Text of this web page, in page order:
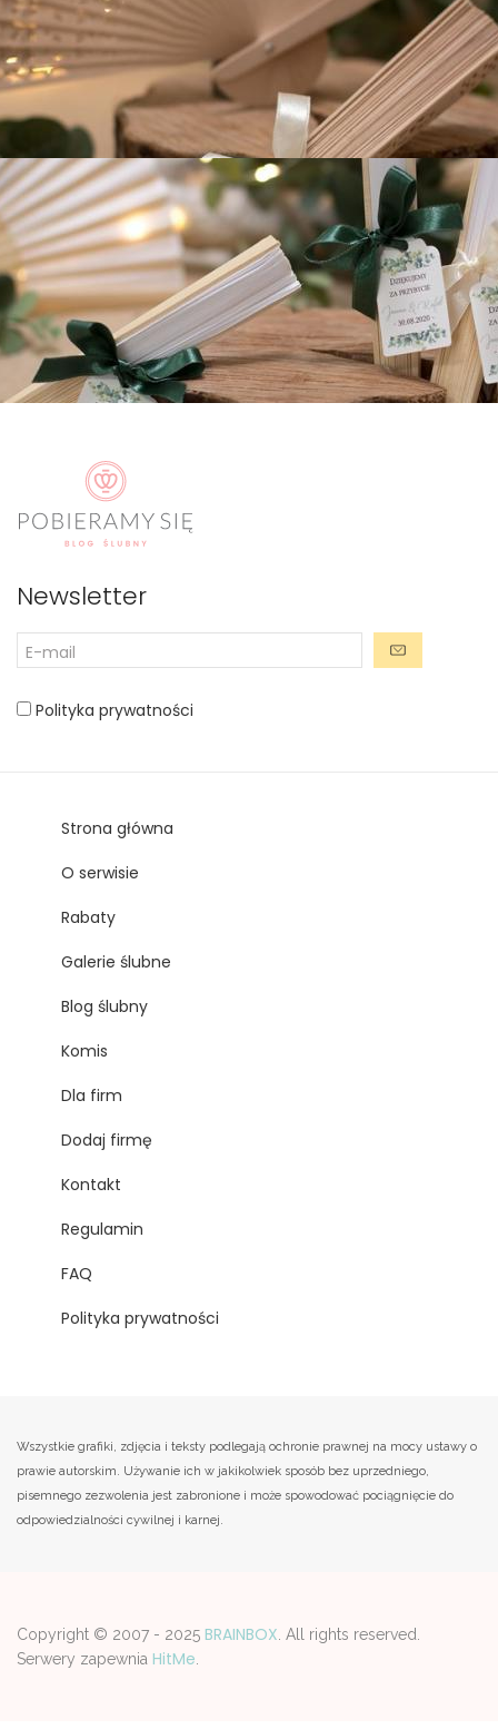
Newsletter
Polityka prywatności
Strona główna
O serwisie
Rabaty
Galerie ślubne
Blog ślubny
Komis
Dla firm
Dodaj firmę
Kontakt
Regulamin
FAQ
Polityka prywatności
Wszystkie grafiki, zdjęcia i teksty podlegają ochronie prawnej na mocy ustawy o
prawie autorskim. Używanie ich w jakikolwiek sposób bez uprzedniego,
pisemnego zezwolenia jest zabronione i może spowodować pociągnięcie do
odpowiedzialności cywilnej i karnej.
Copyright © 2007 - 2025 BRAINBOX. All rights reserved.
Serwery zapewnia HitMe.